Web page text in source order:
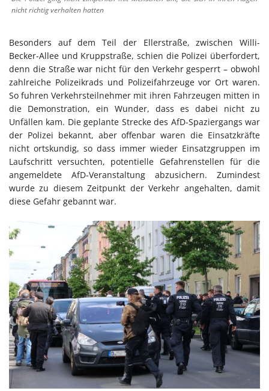
nicht richtig verhalten hatten
Besonders auf dem Teil der Ellerstraße, zwischen Willi-
Becker-Allee und Kruppstraße, schien die Polizei überfordert,
denn die Straße war nicht für den Verkehr gesperrt – obwohl
zahlreiche Polizeikrads und Polizeifahrzeuge vor Ort waren.
So fuhren Verkehrsteilnehmer mit ihren Fahrzeugen mitten in
die Demonstration, ein Wunder, dass es dabei nicht zu
Unfällen kam. Die geplante Strecke des AfD-Spaziergangs war
der Polizei bekannt, aber offenbar waren die Einsatzkräfte
nicht ortskundig, so dass immer wieder Einsatzgruppen im
Laufschritt versuchten, potentielle Gefahrenstellen für die
angemeldete AfD-Veranstaltung abzusichern. Zumindest
wurde zu diesem Zeitpunkt der Verkehr angehalten, damit
diese Gefahr gebannt war.